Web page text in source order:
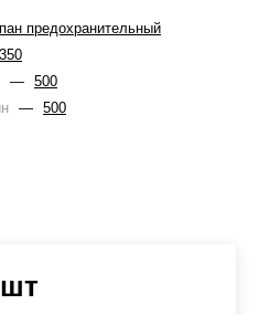
предохранительный
350
— 500
— 500